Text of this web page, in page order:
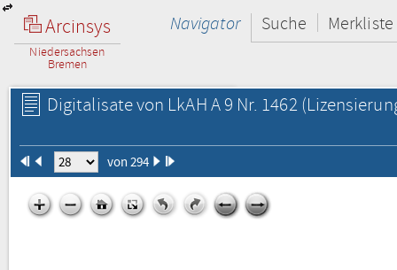
Arcinsys
Niedersachsen
Bremen
Navigator Suche Merkliste
Digitalisate von LkAH A 9 Nr. 1462
von 294